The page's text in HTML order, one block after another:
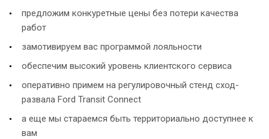
предложим конкуретные цены без потери качества
работ
замотивируем вас программой лояльности
обеспечим высокий уровень клиентского сервиса
оперативно примем на регулировочный стенд сход-
развала Ford Transit Connect
а еще мы стараемся быть территориально доступнее к
вам